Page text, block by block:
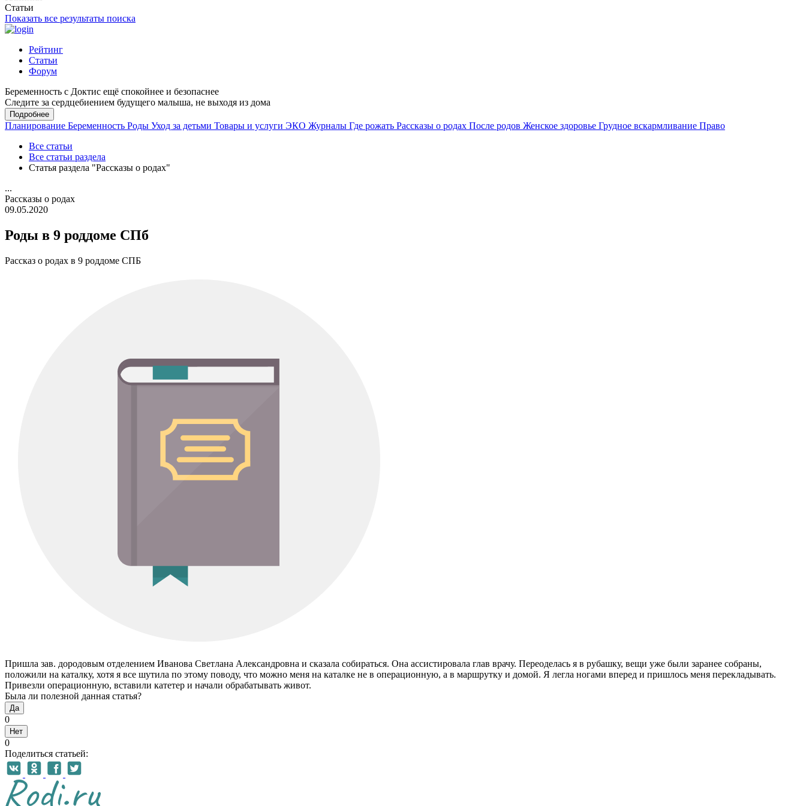
Статьи
Показать все результаты поиска
Рейтинг
Статьи
Форум
Беременность с Доктис ещё спокойнее и безопаснее
Следите за сердцебиением будущего малыша, не выходя из дома
Подробнее
Планирование Беременность Роды Уход за детьми Товары и услуги ЭКО Журналы Где рожать Рассказы о родах После родов Женское здоровье Грудное вскармливание Право
Все статьи
Все статьи раздела
Статья раздела "Рассказы о родах"
...
Рассказы о родах
09.05.2020
Роды в 9 роддоме СПб
Рассказ о родах в 9 роддоме СПБ
Пришла зав. дородовым отделением Иванова Светлана Александровна и сказала собираться. Она ассистировала глав врачу. Переоделась я в рубашку, вещи уже были заранее собраны,
положили на каталку, хотя я все шутила по этому поводу, что можно меня на каталке не в операционную, а в маршрутку и домой. Я легла ногами вперед и пришлось меня перекладывать.
Привезли операционную, вставили катетер и начали обрабатывать живот.
Была ли полезной данная статья?
Да
0
Нет
0
Поделиться статьей: